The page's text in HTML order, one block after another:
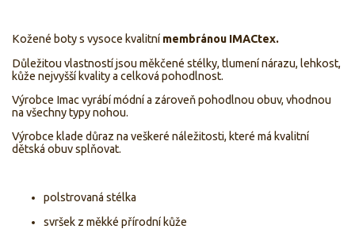
Kožené boty s vysoce kvalitní membránou IMACtex.
Důležitou vlastností jsou měkčené stélky, tlumení nárazu, lehkost,
kůže nejvyšší kvality a celková pohodlnost.
Výrobce Imac vyrábí módní a zároveň pohodlnou obuv, vhodnou
na všechny typy nohou.
Výrobce klade důraz na veškeré náležitosti, které má kvalitní
dětská obuv splňovat.
polstrovaná stélka
svršek z měkké přírodní kůže